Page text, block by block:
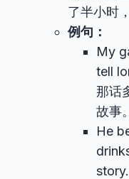
了半小时
例句：
My
tell
那话
故事
He